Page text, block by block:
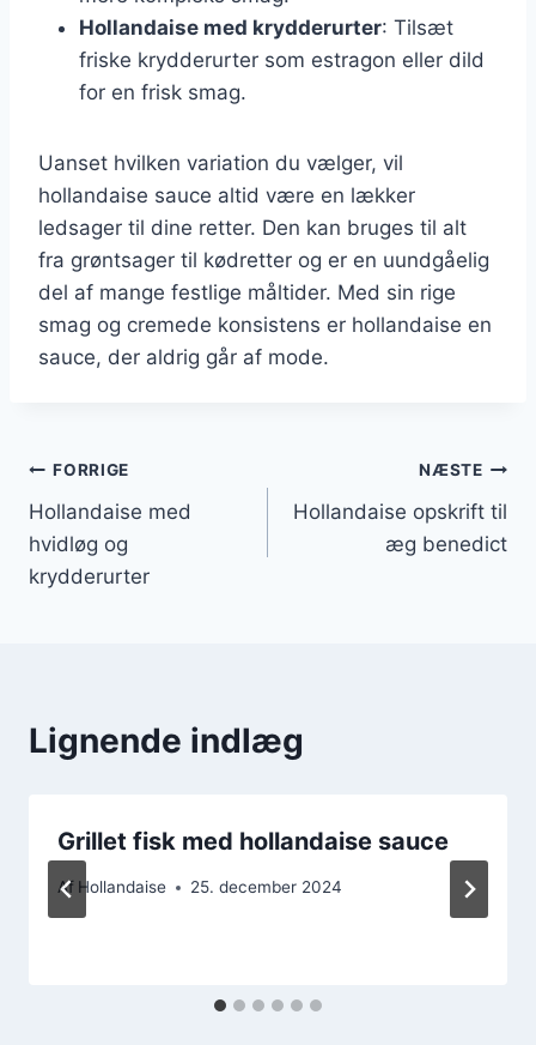
Hollandaise med krydderurter: Tilsæt
friske krydderurter som estragon eller dild
for en frisk smag.
Uanset hvilken variation du vælger, vil
hollandaise sauce altid være en lækker
ledsager til dine retter. Den kan bruges til alt
fra grøntsager til kødretter og er en uundgåelig
del af mange festlige måltider. Med sin rige
smag og cremede konsistens er hollandaise en
sauce, der aldrig går af mode.
Indlægsnavigation
FORRIGE
Hollandaise med
hvidløg og
krydderurter
NÆSTE
Hollandaise opskrift til
æg benedict
Lignende indlæg
Grillet fisk med hollandaise sauce
Af Hollandaise 25. december 2024